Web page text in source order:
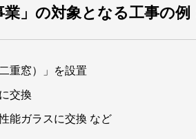
」の対象となる工事の例
重窓）」を設置
交換
能ガラスに交換 など